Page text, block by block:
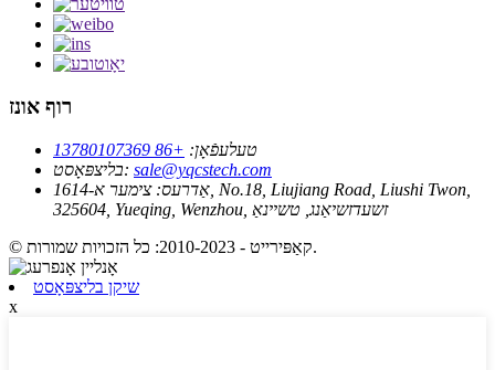
רוף אונז
טעלעפֿאָן: +86 13780107369
בליצפּאָסט: sale@yqcstech.com
אַדרעס:
צימער א-1614, No.18, Liujiang Road, Liushi Twon,
325604, Yueqing, Wenzhou, זשעדזשיאַנג, טשיינאַ
© קאַפּירייט - 2010-2023: כל הזכויות שמורות.
שיקן בליצפּאָסט
x